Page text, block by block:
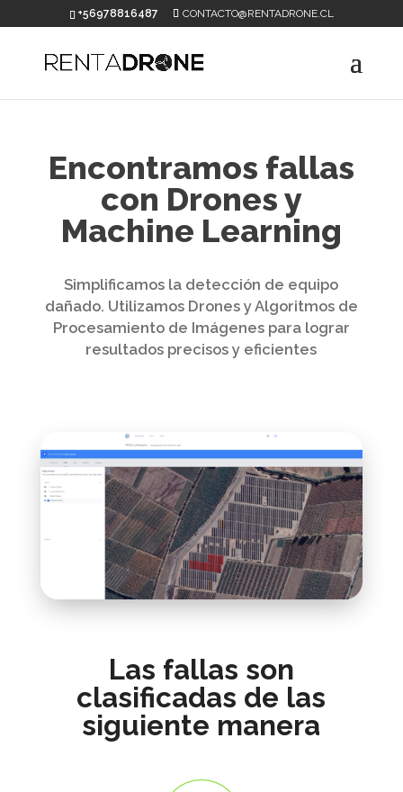
+56978816487 CONTACTO@RENTADRONE.CL
Encontramos fallas
con Drones y
Machine Learning
Simplificamos la detección de equipo
dañado. Utilizamos Drones y Algoritmos de
Procesamiento de Imágenes para lograr
resultados precisos y eficientes
Las fallas son
clasificadas de las
siguiente manera